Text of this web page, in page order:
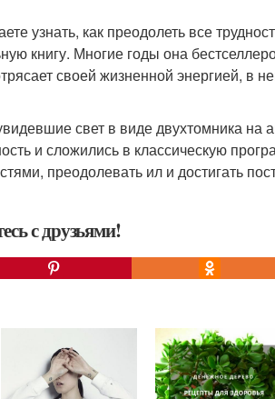
узнать, как преодолеть все
книгу. Многие годы она
своей жизненной энергией, в
свет в виде двухтомника на
и сложились в классическую
преодолевать ил и достигать
с друзьями!